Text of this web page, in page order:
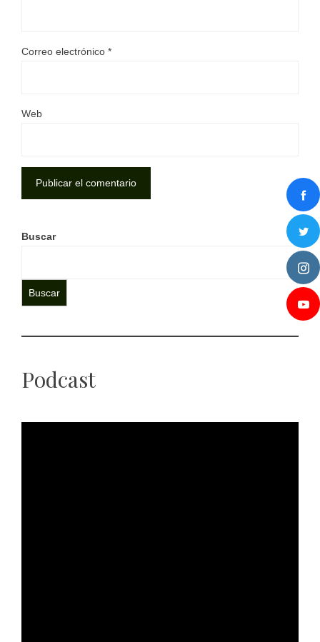
Correo electrónico *
Web
Buscar
Buscar
Podcast